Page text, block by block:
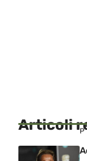
Articoli